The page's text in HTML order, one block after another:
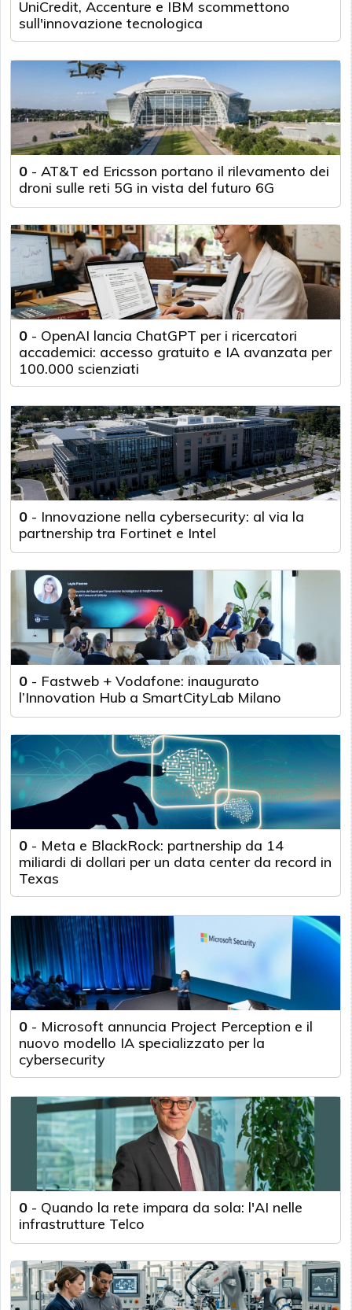
UniCredit, Accenture e IBM scommettono
sull'innovazione tecnologica
0 - AT&T ed Ericsson portano il rilevamento dei
droni sulle reti 5G in vista del futuro 6G
0 - OpenAI lancia ChatGPT per i ricercatori
accademici: accesso gratuito e IA avanzata per
100.000 scienziati
0 - Innovazione nella cybersecurity: al via la
partnership tra Fortinet e Intel
0 - Fastweb + Vodafone: inaugurato
l’Innovation Hub a SmartCityLab Milano
0 - Meta e BlackRock: partnership da 14
miliardi di dollari per un data center da record in
Texas
0 - Microsoft annuncia Project Perception e il
nuovo modello IA specializzato per la
cybersecurity
0 - Quando la rete impara da sola: l'AI nelle
infrastrutture Telco